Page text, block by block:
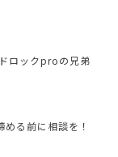
ロックproの兄弟
る前に相談を！